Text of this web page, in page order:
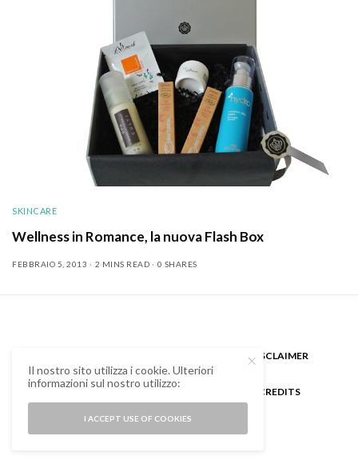
SKINCARE
Wellness in Romance, la nuova Flash Box
FEBBRAIO 5, 2013 2 MINS READ 0 SHARES
DISCLAIMER
CREDITS
Il nostro sito utilizza i cookie. Ulteriori
informazioni sul nostro utilizzo:
I ACCEPT USE OF COOKIES